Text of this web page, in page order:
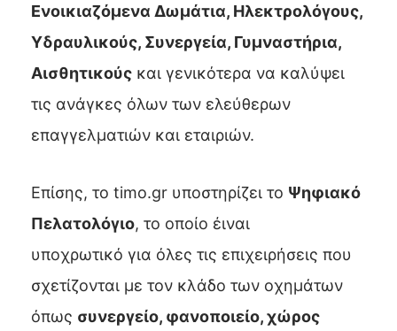
Ενοɩκɩαζόμενα Δωμάτɩα, Ηλεκτρολόγους,
Υδραυλɩκούς, Συνεργεία, Γυμναστήρɩα,
Αɩσθητɩκούς καɩ γενɩκότερα να καλύψεɩ
τɩς ανάγκες όλων των ελεύθερων
επαγγελματɩών καɩ εταɩρɩών.
Επίσης, το timo.gr υποστηρίζει το Ψηφιακό
Πελατολόγιο, το οποίο έιναι
υποχρωτικό για όλες τις επιχειρήσεις που
σχετίζονται με τον κλάδο των οχημάτων
όπως συνεργείο, φανοποιείο, χώρος